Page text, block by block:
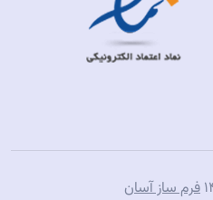
فرم ساز آسان